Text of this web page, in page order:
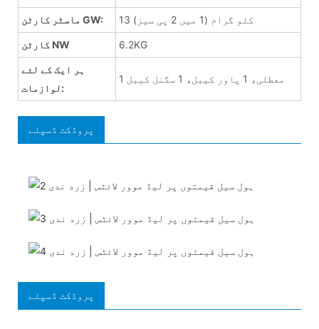
ماسٹر کارٹن GW: 13 کلو گرام (1 میں 2 پی سیز)
کارٹن NW 6.2KG
ہر ایک کے لئے
لوازمات:
1 معطلی، 1 پاور کیبل، 1 سگنل کیبل
پروڈکٹ ڈسپلے
پروڈکٹ ڈسپلے